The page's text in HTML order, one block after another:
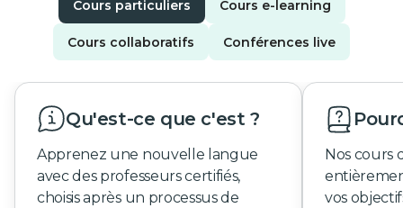
Cours particuliers Cours e-learning
Cours collaboratifs Conférences live
Qu'est-ce que c'est ?
Apprenez une nouvelle langue
avec des professeurs certifiés,
choisis après un processus de
Nos cours
vos